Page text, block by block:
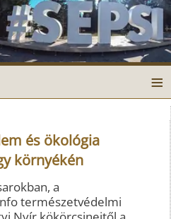
≡
és ökológia
környékén
a
természetvédelmi